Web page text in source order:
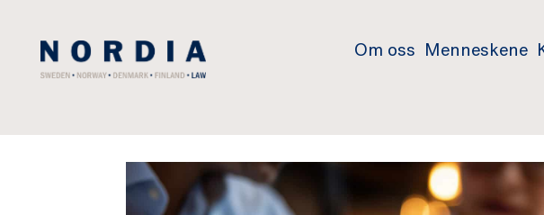
Nordia
Law
Om oss Menneskene